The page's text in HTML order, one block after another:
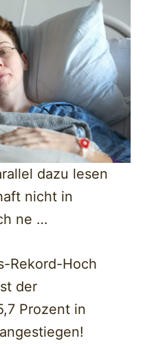
dazu lesen
nicht in
ne …
Rekord-Hoch
der
Prozent in